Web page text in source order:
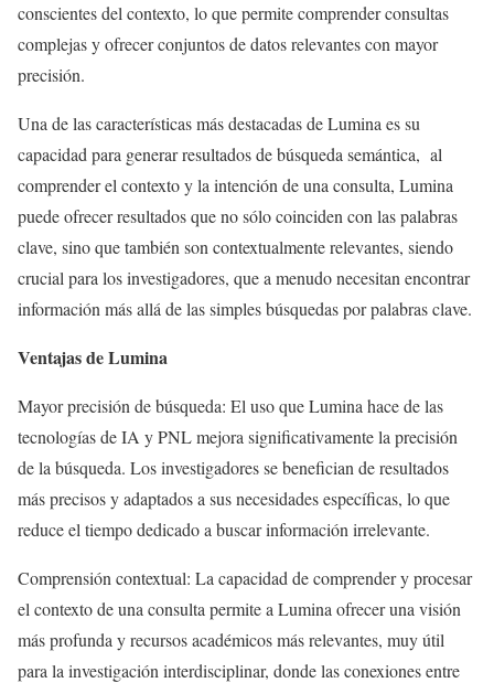
conscientes del contexto, lo que permite comprender consultas
complejas y ofrecer conjuntos de datos relevantes con mayor
precisión.
Una de las características más destacadas de Lumina es su
capacidad para generar resultados de búsqueda semántica, al
comprender el contexto y la intención de una consulta, Lumina
puede ofrecer resultados que no sólo coinciden con las palabras
clave, sino que también son contextualmente relevantes, siendo
crucial para los investigadores, que a menudo necesitan encontrar
información más allá de las simples búsquedas por palabras clave.
Ventajas de Lumina
Mayor precisión de búsqueda: El uso que Lumina hace de las
tecnologías de IA y PNL mejora significativamente la precisión
de la búsqueda. Los investigadores se benefician de resultados
más precisos y adaptados a sus necesidades específicas, lo que
reduce el tiempo dedicado a buscar información irrelevante.
Comprensión contextual: La capacidad de comprender y procesar
el contexto de una consulta permite a Lumina ofrecer una visión
más profunda y recursos académicos más relevantes, muy útil
para la investigación interdisciplinar, donde las conexiones entre